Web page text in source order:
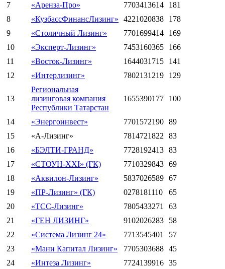
7
«Аренза-Про» 7703413614
181
8
«КузбассФинансЛизинг» 4221020838
178
9
«Столичный Лизинг» 7701699414
169
10
«Эксперт-Лизинг» 7453160365
166
11
«Восток-Лизинг» 1644031715
141
12
«Интерлизинг» 7802131219 129
13
Региональная
лизинговая компания
Республики Татарстан
1655390177 100
14 «Энергоинвест» 7701572190 89
15
«А-Лизинг» 7814721822 83
16
«БЭЛТИ-ГРАНД» 7728192413 83
17
«СТОУН-XXI» (ГК) 7710329843 69
18
«Аквилон-Лизинг» 5837026589 67
19
«ПР-Лизинг» (ГК) 0278181110
65
20
«ТСС-Лизинг» 7805433271
63
21
«ГЕН ЛИЗИНГ» 9102026283
58
22
«Система Лизинг 24» 7713545401
57
23
«Мани Капитал Лизинг» 7705303688 45
24
«Интеза Лизинг» 7724139916 35